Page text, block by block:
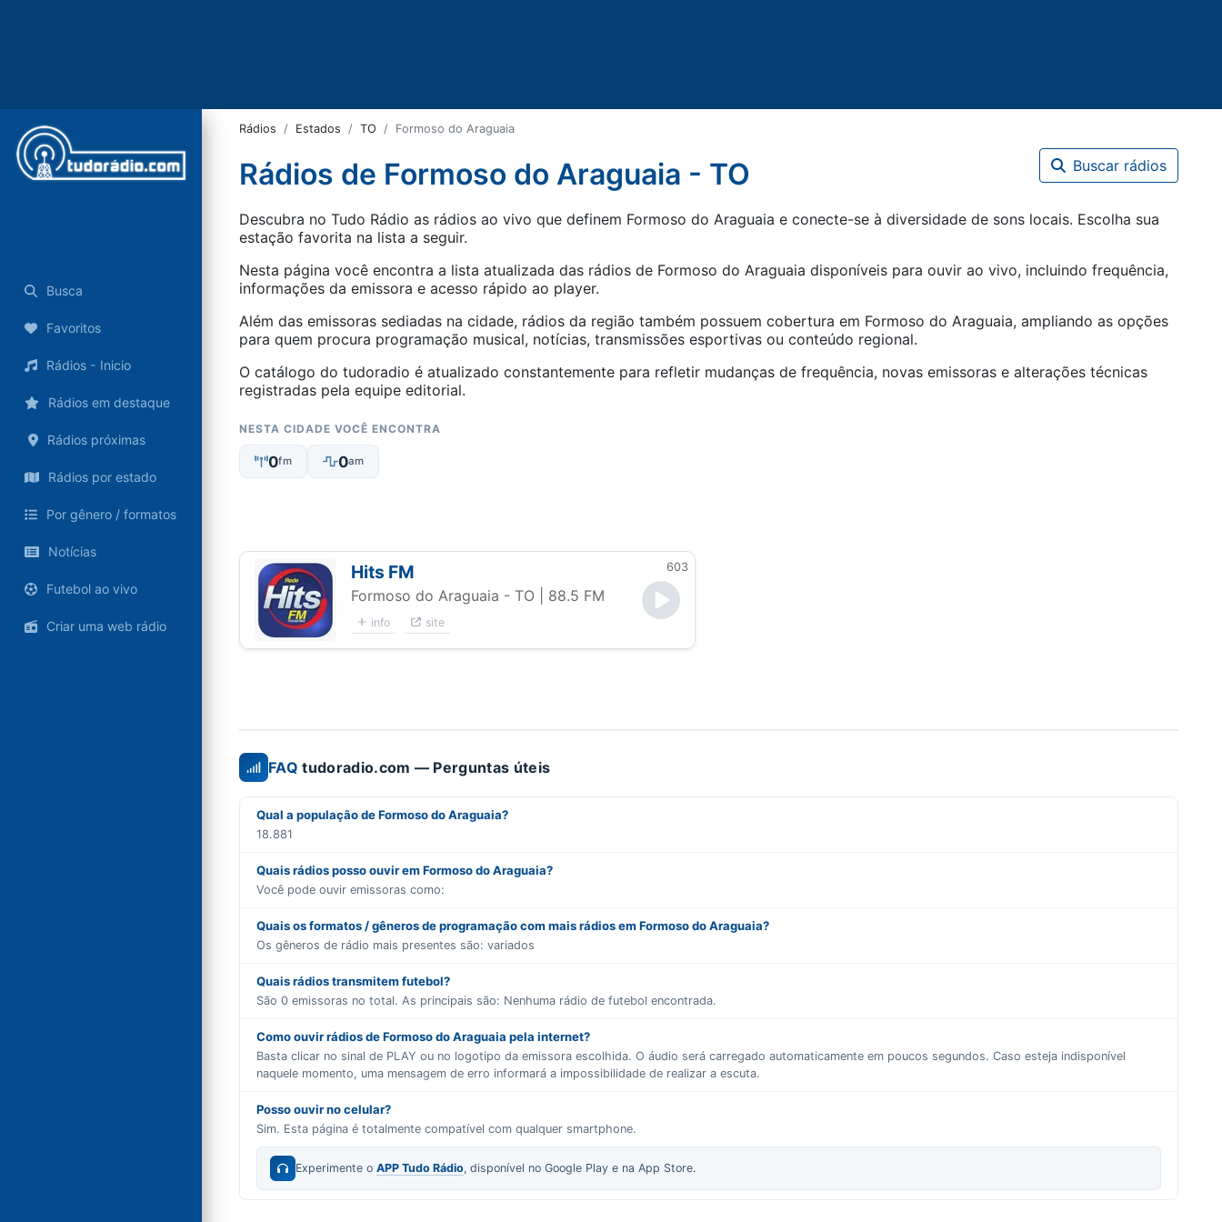
Busca
Favoritos
Rádios - Inicio
Rádios em destaque
Rádios próximas
Rádios por estado
Por gênero / formatos
Notícias
Futebol ao vivo
Criar uma web rádio
Rádios Estados TO Formoso do Araguaia
Rádios de Formoso do Araguaia - TO Buscar rádios
Descubra no Tudo Rádio as rádios ao vivo que definem Formoso do Araguaia e conecte-se à diversidade de sons locais. Escolha sua
estação favorita na lista a seguir.
Nesta página você encontra a lista atualizada das rádios de Formoso do Araguaia disponíveis para ouvir ao vivo, incluindo frequência,
informações da emissora e acesso rápido ao player.
Além das emissoras sediadas na cidade, rádios da região também possuem cobertura em Formoso do Araguaia, ampliando as opções
para quem procura programação musical, notícias, transmissões esportivas ou conteúdo regional.
O catálogo do tudoradio é atualizado constantemente para refletir mudanças de frequência, novas emissoras e alterações técnicas
registradas pela equipe editorial.
NESTA CIDADE VOCÊ ENCONTRA
0fm 0am
Hits FM 603
Formoso do Araguaia - TO | 88.5 FM
info site
FAQ tudoradio.com — Perguntas úteis
Qual a população de Formoso do Araguaia?
18.881
Quais rádios posso ouvir em Formoso do Araguaia?
Você pode ouvir emissoras como:
Quais os formatos / gêneros de programação com mais rádios em Formoso do Araguaia?
Os gêneros de rádio mais presentes são:variados
Quais rádios transmitem futebol?
São0 emissoras no total. As principais são: Nenhuma rádio de futebol encontrada.
Como ouvir rádios de Formoso do Araguaia pela internet?
Basta clicar no sinal de PLAY ou no logotipo da emissora escolhida. O áudio será carregado automaticamente em poucos segundos. Caso esteja indisponível
naquele momento, uma mensagem de erro informará a impossibilidade de realizar a escuta.
Posso ouvir no celular?
Sim. Esta página é totalmente compatível com qualquer smartphone.
Experimente oAPP Tudo Rádio, disponível no Google Play e na App Store.